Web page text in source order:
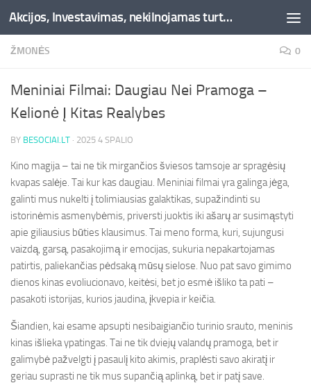
Skip to content Akcijos, Investavimas, nekilnojamas turtas, kriptovaliutos - Besociai.lt
ŽMONĖS 0
Meniniai Filmai: Daugiau Nei Pramoga –
Kelionė Į Kitas Realybes
BY BESOCIAI.LT · 2025 4 SPALIO
Kino magija – tai ne tik mirgančios šviesos tamsoje ar spragėsių
kvapas salėje. Tai kur kas daugiau. Meniniai filmai yra galinga jėga,
galinti mus nukelti į tolimiausias galaktikas, supažindinti su
istorinėmis asmenybėmis, priversti juoktis iki ašarų ar susimąstyti
apie giliausius būties klausimus. Tai meno forma, kuri, sujungusi
vaizdą, garsą, pasakojimą ir emocijas, sukuria nepakartojamas
patirtis, paliekančias pėdsaką mūsų sielose. Nuo pat savo gimimo
dienos kinas evoliucionavo, keitėsi, bet jo esmė išliko ta pati –
pasakoti istorijas, kurios jaudina, įkvepia ir keičia.
Šiandien, kai esame apsupti nesibaigiančio turinio srauto, meninis
kinas išlieka ypatingas. Tai ne tik dviejų valandų pramoga, bet ir
galimybė pažvelgti į pasaulį kito akimis, praplėsti savo akiratį ir
geriau suprasti ne tik mus supančią aplinką, bet ir patį save.